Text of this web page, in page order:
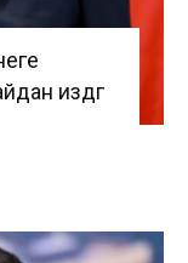
издөөгө